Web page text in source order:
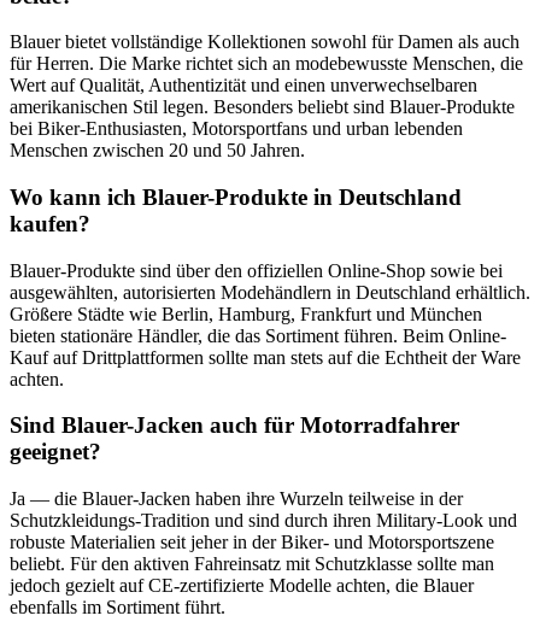
Blauer bietet vollständige Kollektionen sowohl für Damen als auch
für Herren. Die Marke richtet sich an modebewusste Menschen, die
Wert auf Qualität, Authentizität und einen unverwechselbaren
amerikanischen Stil legen. Besonders beliebt sind Blauer-Produkte
bei Biker-Enthusiasten, Motorsportfans und urban lebenden
Menschen zwischen 20 und 50 Jahren.
Wo kann ich Blauer-Produkte in Deutschland
kaufen?
Blauer-Produkte sind über den offiziellen Online-Shop sowie bei
ausgewählten, autorisierten Modehändlern in Deutschland erhältlich.
Größere Städte wie Berlin, Hamburg, Frankfurt und München
bieten stationäre Händler, die das Sortiment führen. Beim Online-
Kauf auf Drittplattformen sollte man stets auf die Echtheit der Ware
achten.
Sind Blauer-Jacken auch für Motorradfahrer
geeignet?
Ja — die Blauer-Jacken haben ihre Wurzeln teilweise in der
Schutzkleidungs-Tradition und sind durch ihren Military-Look und
robuste Materialien seit jeher in der Biker- und Motorsportszene
beliebt. Für den aktiven Fahreinsatz mit Schutzklasse sollte man
jedoch gezielt auf CE-zertifizierte Modelle achten, die Blauer
ebenfalls im Sortiment führt.